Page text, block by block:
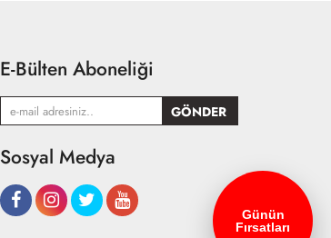
E-Bülten Aboneliği
Sosyal Medya
Günün
Fırsatları